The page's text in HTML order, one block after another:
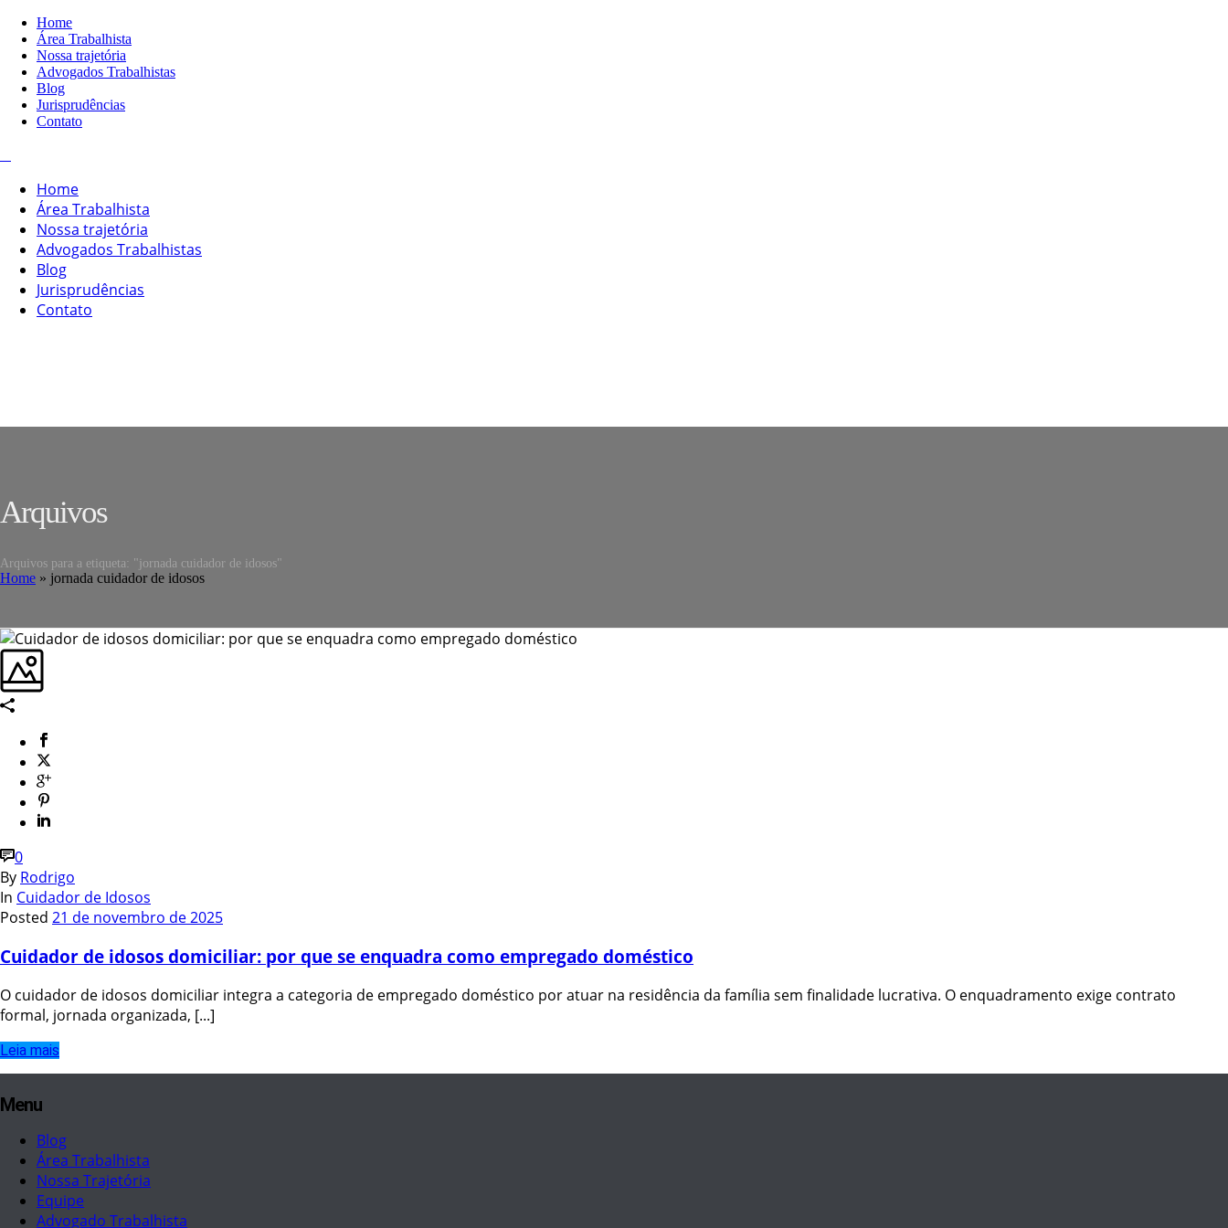
Home
Área Trabalhista
Nossa trajetória
Advogados Trabalhistas
Blog
Jurisprudências
Contato
Home
Área Trabalhista
Nossa trajetória
Advogados Trabalhistas
Blog
Jurisprudências
Contato
Arquivos
Arquivos para a etiqueta: "jornada cuidador de idosos"
Home » jornada cuidador de idosos
0
By Rodrigo
In Cuidador de Idosos
Posted 21 de novembro de 2025
Cuidador de idosos domiciliar: por que se enquadra como empregado doméstico
O cuidador de idosos domiciliar integra a categoria de empregado doméstico por atuar na residência da família sem finalidade lucrativa. O enquadramento exige contrato
formal, jornada organizada, [...]
Leia mais
Menu
Blog
Área Trabalhista
Nossa Trajetória
Equipe
Advogado Trabalhista